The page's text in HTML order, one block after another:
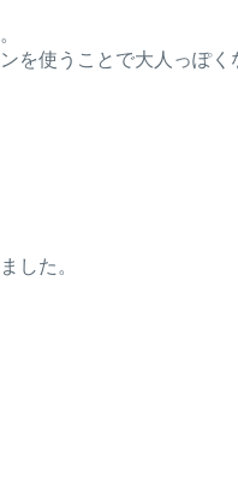
を使うことで大人っぽく
した。